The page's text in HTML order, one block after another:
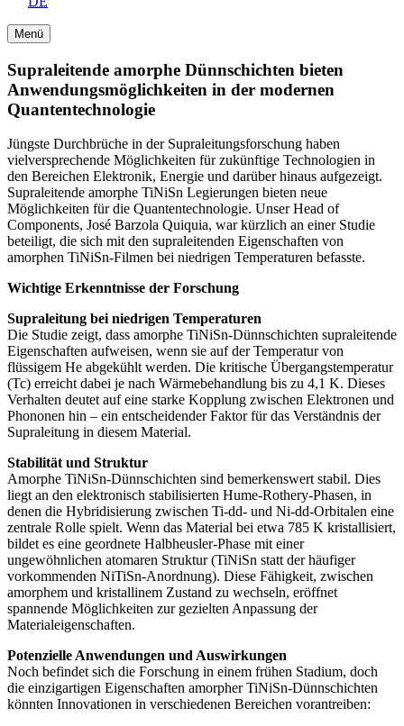
Menü
Supraleitende amorphe Dünnschichten bieten
Anwendungsmöglichkeiten in der modernen
Quantentechnologie
Jüngste Durchbrüche in der Supraleitungsforschung haben
vielversprechende Möglichkeiten für zukünftige Technologien in
den Bereichen Elektronik, Energie und darüber hinaus aufgezeigt.
Supraleitende amorphe TiNiSn Legierungen bieten neue
Möglichkeiten für die Quantentechnologie. Unser Head of
Components, José Barzola Quiquia, war kürzlich an einer Studie
beteiligt, die sich mit den supraleitenden Eigenschaften von
amorphen TiNiSn-Filmen bei niedrigen Temperaturen befasste.
Wichtige Erkenntnisse der Forschung
Supraleitung bei niedrigen Temperaturen
Die Studie zeigt, dass amorphe TiNiSn-Dünnschichten supraleitende
Eigenschaften aufweisen, wenn sie auf der Temperatur von
flüssigem He abgekühlt werden. Die kritische Übergangstemperatur
(Tc) erreicht dabei je nach Wärmebehandlung bis zu 4,1 K. Dieses
Verhalten deutet auf eine starke Kopplung zwischen Elektronen und
Phononen hin – ein entscheidender Faktor für das Verständnis der
Supraleitung in diesem Material.
Stabilität und Struktur
Amorphe TiNiSn-Dünnschichten sind bemerkenswert stabil. Dies
liegt an den elektronisch stabilisierten Hume-Rothery-Phasen, in
denen die Hybridisierung zwischen Ti-dd- und Ni-dd-Orbitalen eine
zentrale Rolle spielt. Wenn das Material bei etwa 785 K kristallisiert,
bildet es eine geordnete Halbheusler-Phase mit einer
ungewöhnlichen atomaren Struktur (TiNiSn statt der häufiger
vorkommenden NiTiSn-Anordnung). Diese Fähigkeit, zwischen
amorphem und kristallinem Zustand zu wechseln, eröffnet
spannende Möglichkeiten zur gezielten Anpassung der
Materialeigenschaften.
Potenzielle Anwendungen und Auswirkungen
Noch befindet sich die Forschung in einem frühen Stadium, doch
die einzigartigen Eigenschaften amorpher TiNiSn-Dünnschichten
könnten Innovationen in verschiedenen Bereichen vorantreiben: